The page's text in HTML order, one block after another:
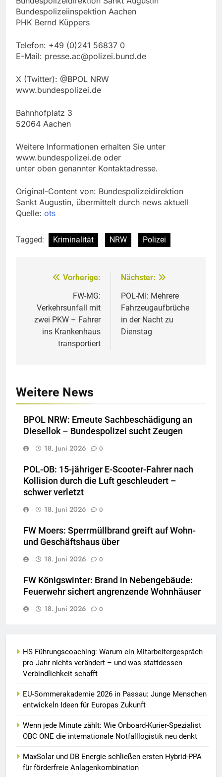
Bundespolizeiinspektion Aachen
PHK Bernd Küppers
Telefon: +49 (0)241 56837 0
E-Mail: presse.ac@polizei.bund.de
X (Twitter): @BPOL NRW
www.bundespolizei.de
Bahnhofplatz 3
52064 Aachen
Weitere Informationen erhalten Sie unter
www.bundespolizei.de oder
unter oben genannter Kontaktadresse.
Original-Content von: Bundespolizeidirektion
Sankt Augustin, übermittelt durch news aktuell
Quelle: ots
Tagged: Kriminalität NRW Polizei
Beitragsnavigation
Vorherige:
FW-MG:
Verkehrsunfall mit
zwei PKW – Fahrer
ins Krankenhaus
transportiert
Nächster:
POL-MI: Mehrere
Fahrzeugaufbrüche
in der Nacht zu
Dienstag
Weitere News
BPOL NRW: Erneute Sachbeschädigung an
Diesellok – Bundespolizei sucht Zeugen
18. Juni 2026
0
POL-OB: 15-jähriger E-Scooter-Fahrer nach
Kollision durch die Luft geschleudert –
schwer verletzt
18. Juni 2026
0
FW Moers: Sperrmüllbrand greift auf Wohn-
und Geschäftshaus über
18. Juni 2026
0
FW Königswinter: Brand in Nebengebäude:
Feuerwehr sichert angrenzende Wohnhäuser
18. Juni 2026
0
HS Führungscoaching: Warum ein Mitarbeitergespräch
pro Jahr nichts verändert – und was stattdessen
Verbindlichkeit schafft
EU-Sommerakademie 2026 in Passau: Junge Menschen
entwickeln Ideen für Europas Zukunft
Wenn jede Minute zählt: Wie Onboard-Kurier-Spezialist
OBC ONE die internationale Notfalllogistik neu denkt
MaxSolar und DB Energie schließen ersten Hybrid-PPA
für förderfreie Anlagenkombination